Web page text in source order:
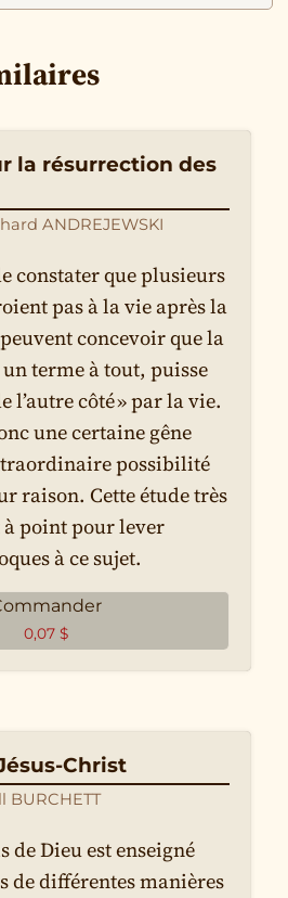
la résurrection des
ANDREJEWSKI
constater que plusieurs
pas à la vie après la
concevoir que la
terme à tout, puisse
l’autre côté » par la vie.
une certaine gêne
possibilité
raison. Cette étude très
à point pour lever
à ce sujet.
0,07 $
Christ
BURCHETT
de Dieu est enseigné
de différentes manières